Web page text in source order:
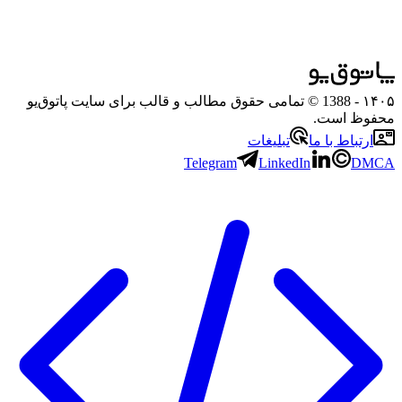
۱۴۰۵
- 1388 © تمامی حقوق مطالب و قالب برای سایت پاتوق‌یو
محفوظ است.
ارتباط با ما
تبلیغات
Telegram
LinkedIn DMCA